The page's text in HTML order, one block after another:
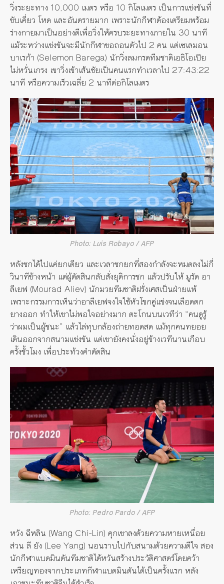
วิ่งระยะทาง 10,000 เมตร หรือ 10 กิโลเมตร เป็นการแข่งขันที่
ขับเคี่ยว โหด และอันตรายมาก เพราะนักกีฬาต้องเตรียมพร้อม
ร่างกายมาเป็นอย่างดีเพื่อวิ่งให้ครบระยะทางภายใน 30 นาที
แม้ระหว่างแข่งขันจะมีนักกีฬาขอถอนตัวไป 2 คน แต่เซเลมอน
บาเรก้า (Selemon Barega) นักวิ่งลมกรดทีมชาติเอธิโอเปีย
ไม่หวั่นเกรง เขาวิ่งเข้าเส้นชัยเป็นคนแรกทำเวลาไป 27:43:22
นาที หรือความเร็วเฉลี่ย 2 นาทีต่อกิโลเมตร
Photo: Luis Robayo / AFP
หลังชกได้ไปแค่ยกเดียว และเวลาชกยกที่สองกำลังจะหมดลงไม่กี่
วินาทีข้างหน้า แต่ผู้ตัดสินกลับสั่งยุติการชก แล้วปรับให้ มูรัด อา
ลีเยฟ (Mourad Aliev) นักมวยทีมชาติฝรั่งเศสเป็นฝ่ายแพ้
เพราะกรรมการเห็นว่าอาลีเยฟจงใจใช้หัวโขกคู่แข่งจนเลือดตก
ยางออก ทำให้เขาไม่พอใจอย่างมาก ตะโกนบนเวทีว่า “คนดูรู้
ว่าผมเป็นผู้ชนะ” แล้วไล่ทุบกล้องถ่ายทอดสด แม้ทุกคนทยอย
เดินออกจากสนามแข่งขัน แต่เขายังคงนั่งอยู่ข้างเวทีนานเกือบ
ครั้งชั้วโมง เพื่อประท้วงคำตัดสิน
Photo: Pedro Pardo / AFP
หวัง ฉีหลิน (Wang Chi-Lin) คุกเขาลงด้วยความหายเหนื่อย
ส่วน ลี ยัง (Lee Yang) นอนราบไปกับสนามด้วยความดีใจ สอง
นักกีฬาแบดมินตันทีมชาติไต้หวันสร้างประวัติศาสตร์โดยคว้า
เหรียญทองจากประเภทกีฬาแบดมินตันได้เป็นครั้งแรก หลัง